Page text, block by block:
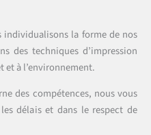
la forme de nos
des techniques d’impression
et à l’environnement.
des compétences, nous vous
délais et dans le respect de